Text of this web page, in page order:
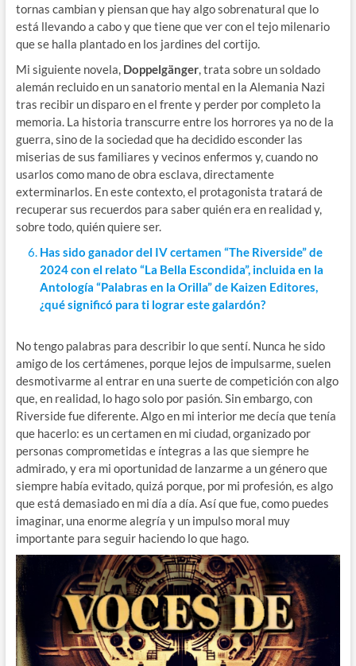
tornas cambian y piensan que hay algo sobrenatural que lo
está llevando a cabo y que tiene que ver con el tejo milenario
que se halla plantado en los jardines del cortijo.
Mi siguiente novela, Doppelgänger, trata sobre un soldado
alemán recluido en un sanatorio mental en la Alemania Nazi
tras recibir un disparo en el frente y perder por completo la
memoria. La historia transcurre entre los horrores ya no de la
guerra, sino de la sociedad que ha decidido esconder las
miserias de sus familiares y vecinos enfermos y, cuando no
usarlos como mano de obra esclava, directamente
exterminarlos. En este contexto, el protagonista tratará de
recuperar sus recuerdos para saber quién era en realidad y,
sobre todo, quién quiere ser.
Has sido ganador del IV certamen “The Riverside” de
2024 con el relato “La Bella Escondida”, incluida en la
Antología “Palabras en la Orilla” de Kaizen Editores,
¿qué significó para ti lograr este galardón?
No tengo palabras para describir lo que sentí. Nunca he sido
amigo de los certámenes, porque lejos de impulsarme, suelen
desmotivarme al entrar en una suerte de competición con algo
que, en realidad, lo hago solo por pasión. Sin embargo, con
Riverside fue diferente. Algo en mi interior me decía que tenía
que hacerlo: es un certamen en mi ciudad, organizado por
personas comprometidas e íntegras a las que siempre he
admirado, y era mi oportunidad de lanzarme a un género que
siempre había evitado, quizá porque, por mi profesión, es algo
que está demasiado en mi día a día. Así que fue, como puedes
imaginar, una enorme alegría y un impulso moral muy
importante para seguir haciendo lo que hago.